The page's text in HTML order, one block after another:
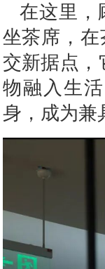
在这里，
坐茶席，
交新据点，
物融入生
身，成为兼